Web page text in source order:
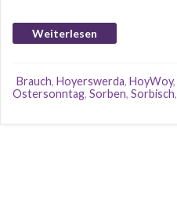
Weiterlesen
Brauch, Hoyerswerda, HoyWoy,
Ostersonntag, Sorben, Sorbisch,